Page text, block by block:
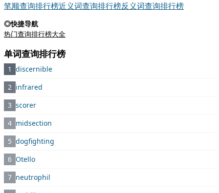
笔顺查询排行榜近义词查询排行榜反义词查询排行榜
◎快捷导航
热门查询排行榜大全
单词查询排行榜
1 discernible
2 infrared
3 scorer
4 midsection
5 dogfighting
6 Otello
7 neutrophil